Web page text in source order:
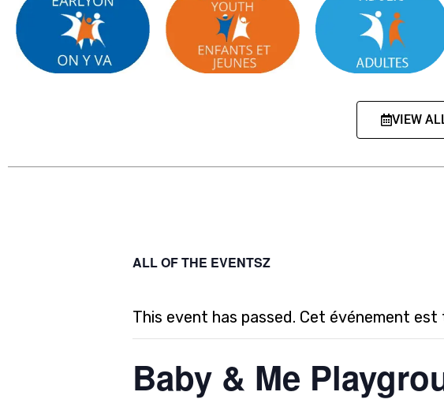
VIEW
ALL OF THE EVENTSZ
This event has passed. Cet événement est
Baby & Me